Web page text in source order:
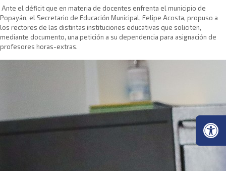
Ante el déficit que en materia de docentes enfrenta el municipio de
Popayán, el Secretario de Educación Municipal, Felipe Acosta, propuso a
los rectores de las distintas instituciones educativas que soliciten,
mediante documento, una petición a su dependencia para asignación de
profesores horas-extras.